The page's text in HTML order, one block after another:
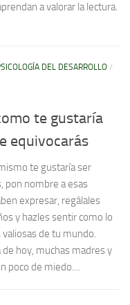
a valorar la lectura.
DEL DESARROLLO /
te gustaría
equivocarás
te gustaría ser
pon nombre a esas
expresar, regálales
y hazles sentir como lo
de tu mundo.
hoy, muchas madres y
poco de miedo....